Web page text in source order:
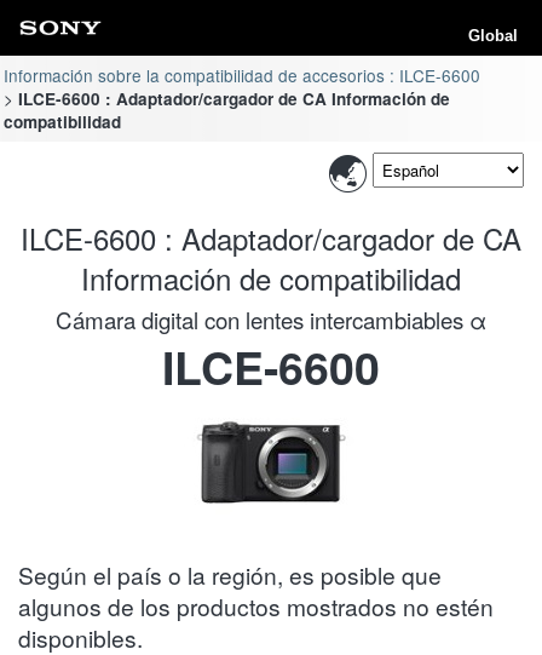
Global
Información sobre la compatibilidad de accesorios : ILCE-6600
ILCE-6600 : Adaptador/cargador de CA Información de
compatibilidad
ILCE-6600 : Adaptador/cargador de CA
Información de compatibilidad
Cámara digital con lentes intercambiables α
ILCE-6600
Según el país o la región, es posible que
algunos de los productos mostrados no estén
disponibles.